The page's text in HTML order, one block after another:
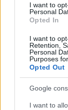
I want to
Personal
Opted In
I want to
Retention,
Personal
Purposes
Opted Out
Google
I want to